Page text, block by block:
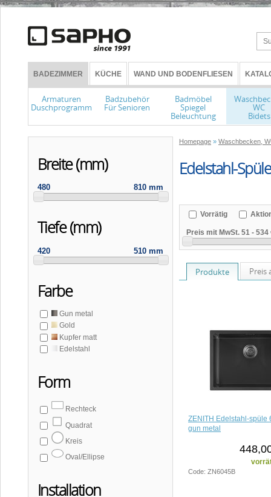
BADEZIMMER KÜCHE WAND UND BODENFLIESEN
Armaturen
Duschprogramm
Badzubehör
Für Senioren
Badmöbel
Spiegel
Beleuchtung
WC
Bidets
Homepage » Waschbecken,
Edelstahl-
Breite (mm)
480 810 mm
Tiefe (mm)
420 510 mm
Farbe
Gun metal
Gold
Kupfer matt
Edelstahl
Form
Rechteck
Quadrat
Kreis
Oval/Ellipse
Installation
Vorrätig
Preis mit MwSt. 51 - 534
Produkte Preis
ZENITH Edelstahl-spüle
gun metal
Code: ZN6045B